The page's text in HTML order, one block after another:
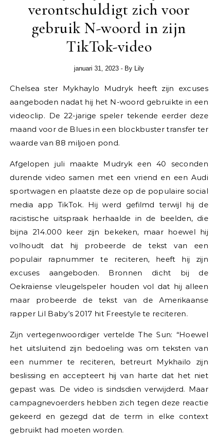
verontschuldigt zich voor
gebruik N-woord in zijn
TikTok-video
januari 31, 2023 - By Lily
Chelsea ster Mykhaylo Mudryk heeft zijn excuses
aangeboden nadat hij het N-woord gebruikte in een
videoclip. De 22-jarige speler tekende eerder deze
maand voor de Blues in een blockbuster transfer ter
waarde van 88 miljoen pond.
Afgelopen juli maakte Mudryk een 40 seconden
durende video samen met een vriend en een Audi
sportwagen en plaatste deze op de populaire social
media app TikTok. Hij werd gefilmd terwijl hij de
racistische uitspraak herhaalde in de beelden, die
bijna 214.000 keer zijn bekeken, maar hoewel hij
volhoudt dat hij probeerde de tekst van een
populair rapnummer te reciteren, heeft hij zijn
excuses aangeboden. Bronnen dicht bij de
Oekraïense vleugelspeler houden vol dat hij alleen
maar probeerde de tekst van de Amerikaanse
rapper Lil Baby’s 2017 hit Freestyle te reciteren.
Zijn vertegenwoordiger vertelde The Sun: “Hoewel
het uitsluitend zijn bedoeling was om teksten van
een nummer te reciteren, betreurt Mykhailo zijn
beslissing en accepteert hij van harte dat het niet
gepast was. De video is sindsdien verwijderd. Maar
campagnevoerders hebben zich tegen deze reactie
gekeerd en gezegd dat de term in elke context
gebruikt had moeten worden.